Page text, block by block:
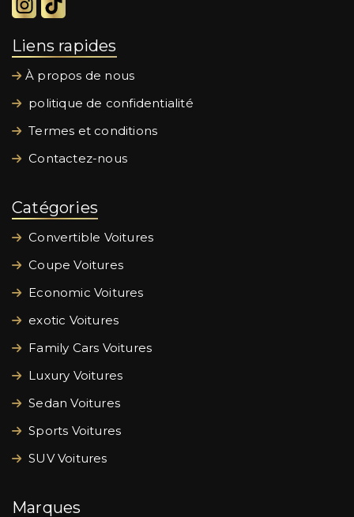
Liens rapides
À propos de nous
politique de confidentialité
Termes et conditions
Contactez-nous
Catégories
Convertible Voitures
Coupe Voitures
Economic Voitures
exotic Voitures
Family Cars Voitures
Luxury Voitures
Sedan Voitures
Sports Voitures
SUV Voitures
Marques